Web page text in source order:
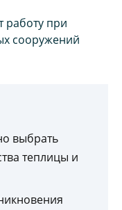
выбрать
теплицы и